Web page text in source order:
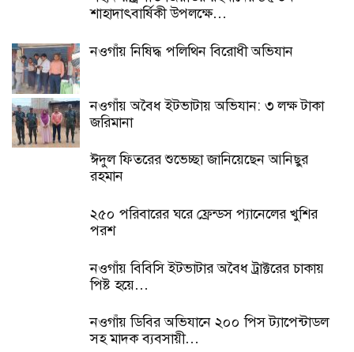
শাহাদাৎবার্ষিকী উপলক্ষে…
নওগাঁয় নিষিদ্ধ পলিথিন বিরোধী অভিযান
নওগাঁয় অবৈধ ইটভাটায় অভিযান: ৩ লক্ষ টাকা
জরিমানা
ঈদুল ফিতরের শুভেচ্ছা জানিয়েছেন আনিছুর
রহমান
২৫০ পরিবারের ঘরে ফ্রেন্ডস প্যানেলের খুশির
পরশ
নওগাঁয় বিবিসি ইটভাটার অবৈধ ট্রাক্টরের চাকায়
পিষ্ট হয়ে…
নওগাঁয় ডিবির অভিযানে ২০০ পিস ট্যাপেন্টাডল
সহ মাদক ব্যবসায়ী…